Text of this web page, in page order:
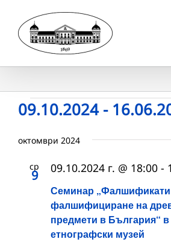
content
Събития
09.10.2024 -
date.
октомври 2024
ср
9
Семинар
фалшифициране на
предмети в България“
етнографски музей
09.10.2024 г. @ 18:00 -